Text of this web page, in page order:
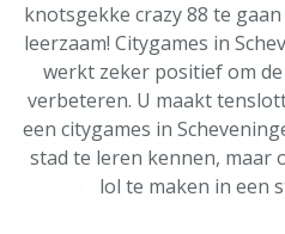
knotsgekke crazy 88 te
leerzaam! Citygames in
werkt zeker positief om
verbeteren. U maakt
een citygames in
stad te leren kennen, maar
lol te maken in een